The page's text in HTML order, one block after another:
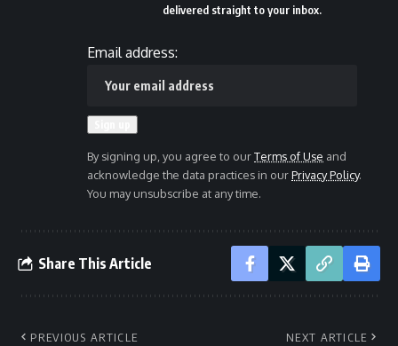
delivered straight to your inbox.
Email address:
By signing up, you agree to ourTerms of Use and
acknowledge the data practices in ourPrivacy Policy.
You may unsubscribe at any time.
Share This Article
PREVIOUS ARTICLE NEXT ARTICLE